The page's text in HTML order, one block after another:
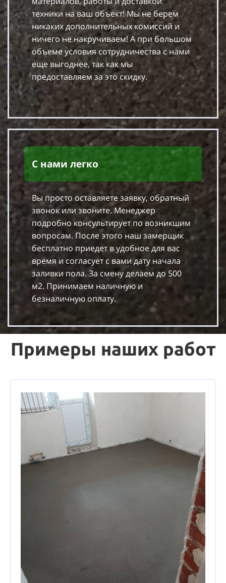
техники на ваш объект! Мы не берем
никаких дополнительных комиссий и
ничего не накручиваем! А при большом
объеме условия сотрудничества с нами
еще выгоднее, так как мы
предоставляем за это скидку.
С нами легко
Вы просто оставляете заявку, обратный
звонок или звоните. Менеджер
подробно консультирует по возникшим
вопросам. После этого наш замерщик
бесплатно приедет в удобное для вас
время и согласует с вами дату начала
заливки пола. За смену делаем до 500
м2. Принимаем наличную и
безналичную оплату.
Примеры наших работ